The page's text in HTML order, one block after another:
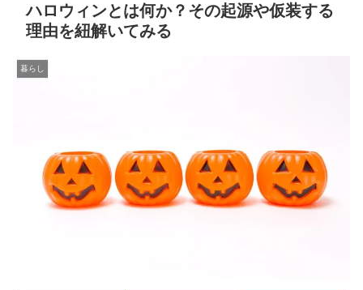
ハロウィンとは何か？その起源や仮装する
理由を紐解いてみる
暮らし